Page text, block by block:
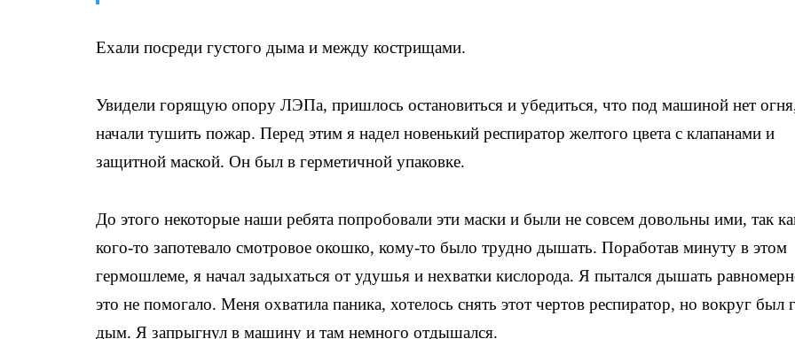
Ехали посреди густого дыма и между кострищами.
Увидели горящую опору ЛЭПа, пришлось остановиться и убедиться, что под машиной нет
начали тушить пожар. Перед этим я надел новенький респиратор желтого цвета с клапанами и
защитной маской. Он был в герметичной упаковке.
До этого некоторые наши ребята попробовали эти маски и были не совсем довольны ими, так
кого-то запотевало смотровое окошко, кому-то было трудно дышать. Поработав минуту в этом
гермошлеме, я начал задыхаться от удушья и нехватки кислорода. Я пытался дышать
это не помогало. Меня охватила паника, хотелось снять этот чертов респиратор, но вокруг был
дым. Я запрыгнул в машину и там немного отдышался.